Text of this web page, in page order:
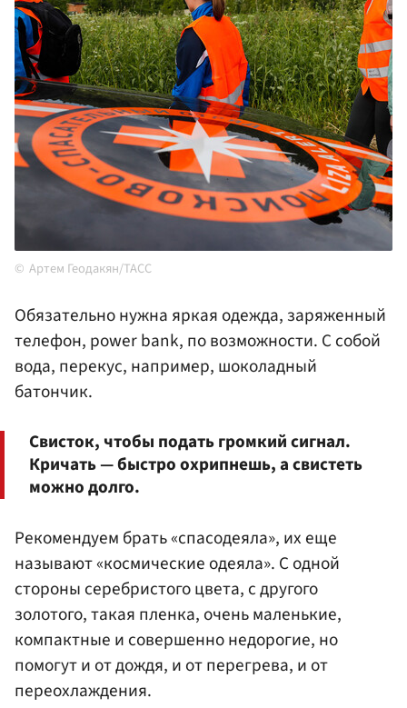
Артем Геодакян/ТАСС
Обязательно нужна яркая одежда, заряженный
телефон, power bank, по возможности. С собой
вода, перекус, например, шоколадный
батончик.
Свисток, чтобы подать громкий сигнал.
Кричать — быстро охрипнешь, а свистеть
можно долго.
Рекомендуем брать «спасодеяла», их еще
называют «космические одеяла». С одной
стороны серебристого цвета, с другого
золотого, такая пленка, очень маленькие,
компактные и совершенно недорогие, но
помогут и от дождя, и от перегрева, и от
переохлаждения.